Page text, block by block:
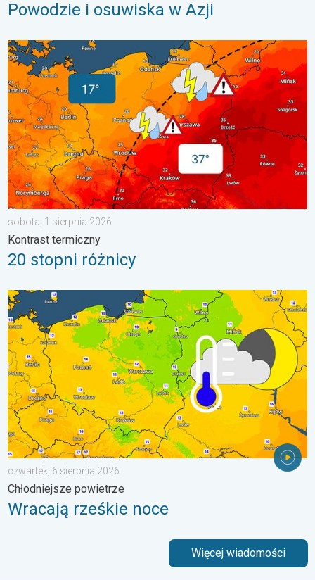
Powodzie i osuwiska w Azji
20 stopni różnicy. Kontrast termiczny. . . sobota, 1 sierpnia
sobota, 1 sierpnia 2026
Kontrast termiczny
20 stopni różnicy
Wracają rześkie noce. Chłodniejsze powietrze. . . czwartek, 6
czwartek, 6 sierpnia 2026
Chłodniejsze powietrze
Wracają rześkie noce
Więcej wiadomości